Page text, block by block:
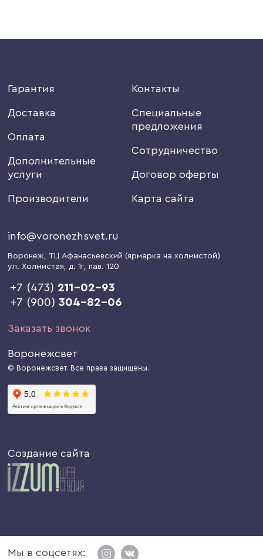
Гарантия
Доставка
Оплата
Дополнительные
услуги
Производители
Контакты
Специальные
предложения
Сотрудничество
Договор оферты
Карта сайта
info@voronezhsvet.ru
Воронеж, ТЦ Афанасьевский (ярмарка на холмистой)
ул. Холмистая, д. 1г, пав. 120
+7 (473) 211-02-93
+7 (900)304-82-06
Заказать звонок
Воронежсвет
© Воронежсвет. Все права защищены.
Создание сайта
Мы в соцсетях: